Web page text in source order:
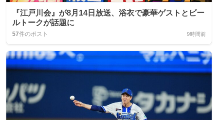
『江戸川会』が8月14日放送、浴衣で豪華ゲストとビー
ルトークが話題に
57件のポスト 9時間前